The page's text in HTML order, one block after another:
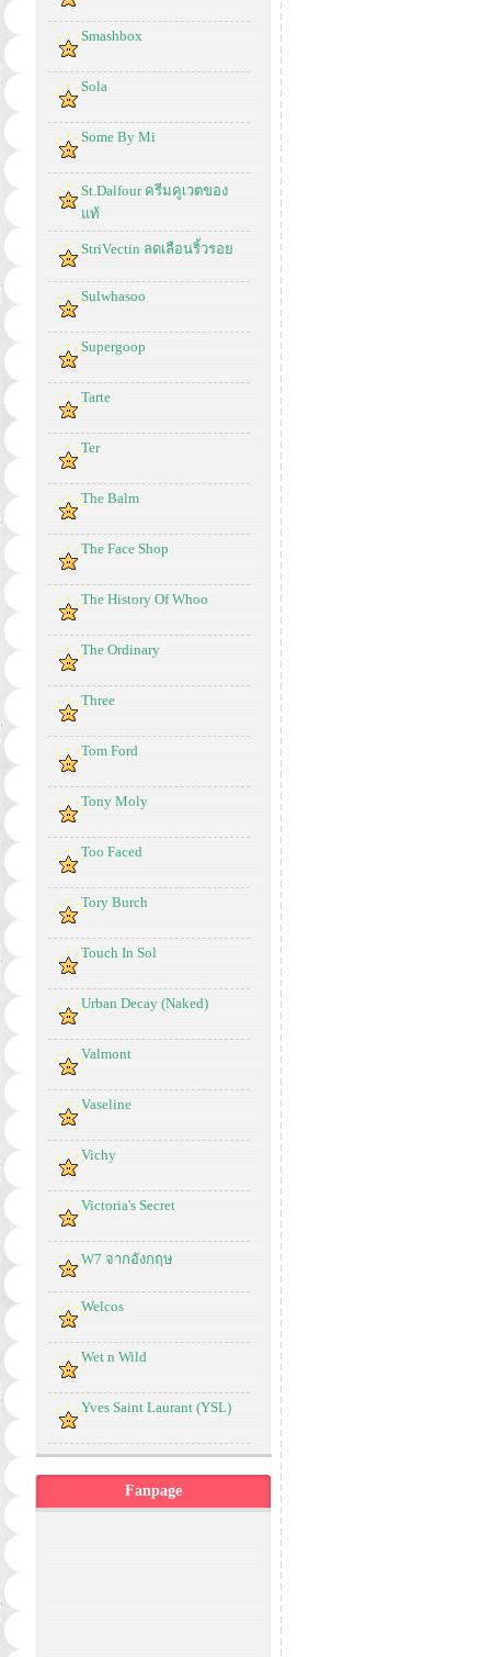
Smashbox
Sola
Some By Mi
St.Dalfour ครีมคูเวตของ
แท้
StriVectin ลดเลือนริ้วรอย
Sulwhasoo
Supergoop
Tarte
Ter
The Balm
The Face Shop
The History Of Whoo
The Ordinary
Three
Tom Ford
Tony Moly
Too Faced
Tory Burch
Touch In Sol
Urban Decay (Naked)
Valmont
Vaseline
Vichy
Victoria's Secret
W7 จากอังกฤษ
Welcos
Wet n Wild
Yves Saint Laurant (YSL)
Fanpage